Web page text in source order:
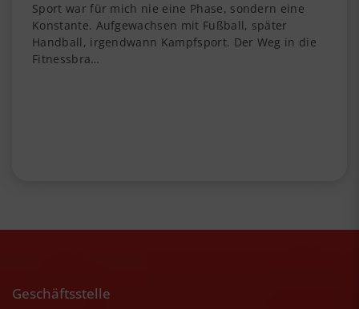
Sport war für mich nie eine Phase, sondern eine
Konstante. Aufgewachsen mit Fußball, später
Handball, irgendwann Kampfsport. Der Weg in die
Fitnessbra…
Geschäftsstelle